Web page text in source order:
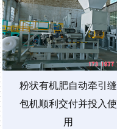
粉状有机肥自动牵引缝
包机顺利交付并投入使
用